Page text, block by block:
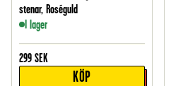
stenar, Roséguld
I lager
299 SEK
KÖP